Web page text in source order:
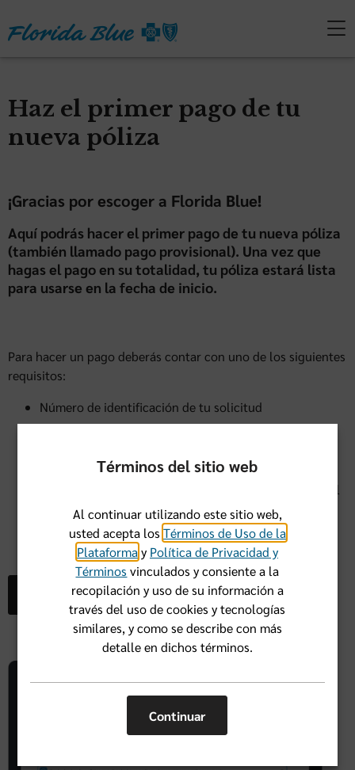
Haz el primer pago de tu
nueva póliza
¡Gracias por escoger a Florida Blue!
Aquí podrás hacer el primer pago de tu nueva póliza
(también llamado pago provisional). Una vez que
hagas el pago en su totalidad, tu póliza estará lista
para usarse en la fecha de inicio.
Para hacer un pago deberás contar con uno de los siguientes
requisitos:
Número de identificación de tu solicitud
Mercado de seguros médicos
Número de identificación del miembro y código postal
Tu apellido, fecha de nacimiento y código postal
Pagar ahora
Términos del sitio web
Al continuar utilizando este sitio web,
usted acepta los Términos de Uso de la
Plataformay Política de Privacidad y
Términos vinculados y consiente a la
recopilación y uso de su información a
través del uso de cookies y tecnologías
similares, y como se describe con más
detalle en dichos términos.
Continuar